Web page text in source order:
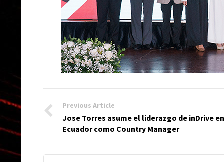
Previous Article
Jose Torres asume el liderazgo de inDrive en
Ecuador como Country Manager